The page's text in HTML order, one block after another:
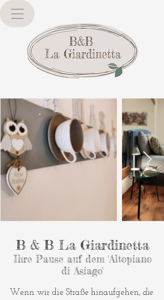
B & B La Giardinetta
Ihre Pause auf dem 'Altopiano
di Asiago'
Wenn wir die Straße hinaufgehen, die